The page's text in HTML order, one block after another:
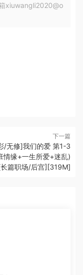
xiuwangli2020@o
下一篇
/无修]我们的爱 第1-3
情缘+一生所爱+迷乱)
篇职场/后宫][319M]